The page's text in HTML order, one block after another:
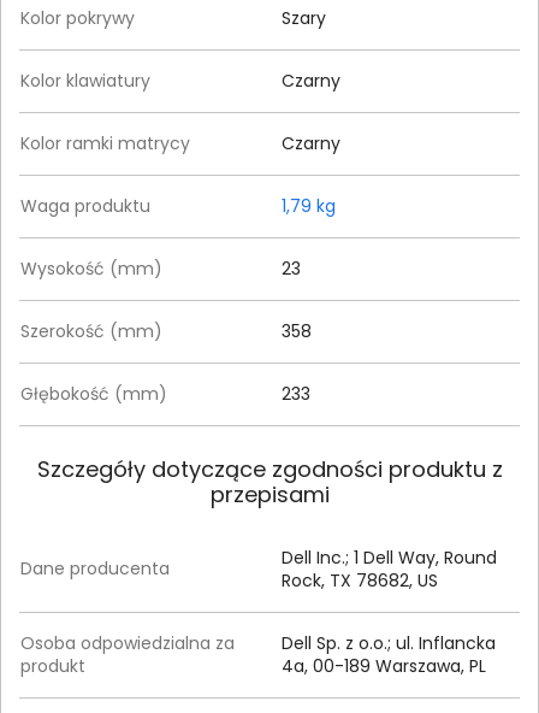
Kolor pokrywy Szary
Kolor klawiatury Czarny
Kolor ramki matrycy Czarny
Waga produktu 1,79 kg
Wysokość (mm) 23
Szerokość (mm) 358
Głębokość (mm) 233
Szczegóły dotyczące zgodności produktu z
przepisami
Dane producenta
Dell Inc.; 1 Dell Way, Round
Rock, TX 78682, US
Osoba odpowiedzialna za
produkt
Dell Sp. z o.o.; ul. Inflancka
4a, 00-189 Warszawa, PL